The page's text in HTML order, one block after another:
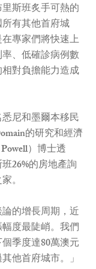
斯班炙手可熱的
有其他首府城
專家們將快速上
、低確診病例數
對負擔能力造成
尼和墨爾本移民
的研究和經濟
）博士透
26%的房地產詢
。
的增長周期，近
度最陡峭。我們
季度達80萬澳元
他首府城市。」